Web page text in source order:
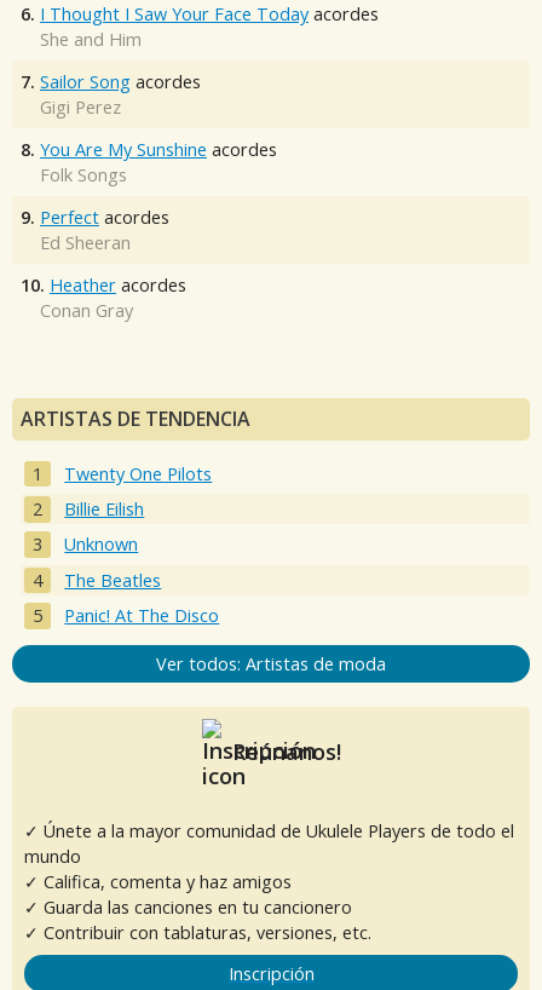
6. I Thought I Saw Your Face Today acordes
She and Him
7. Sailor Song acordes
Gigi Perez
8. You Are My Sunshine acordes
Folk Songs
9. Perfect acordes
Ed Sheeran
10. Heather acordes
Conan Gray
ARTISTAS DE TENDENCIA
Twenty One Pilots
Billie Eilish
Unknown
The Beatles
Panic! At The Disco
Ver todos: Artistas de moda
Reúnanos!
✓ Únete a la mayor comunidad de Ukulele Players de todo el
mundo
✓ Califica, comenta y haz amigos
✓ Guarda las canciones en tu cancionero
✓ Contribuir con tablaturas, versiones, etc.
Inscripción